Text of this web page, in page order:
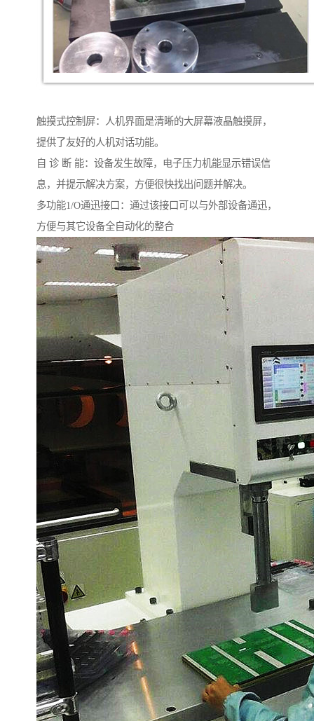
触摸式控制屏：人机界面是清晰的大屏幕液晶触摸屏，
提供了友好的人机对话功能。
自 诊 断 能：设备发生故障，电子压力机能显示错误信
息，并提示解决方案，方便很快找出问题并解决。
多功能1/O通迅接口：通过该接口可以与外部设备通迅，
方便与其它设备全自动化的整合